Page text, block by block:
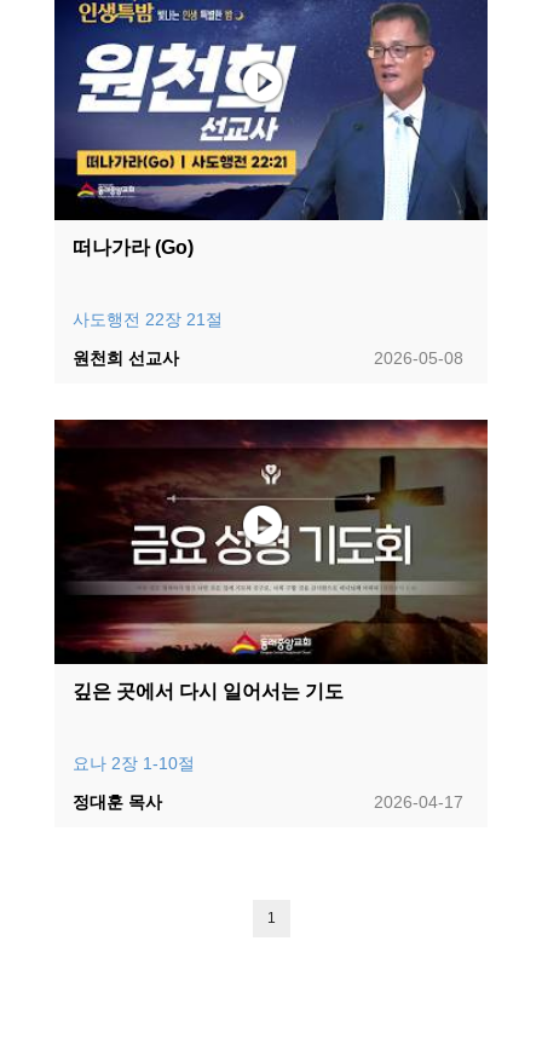
떠나가라 (Go)
사도행전 22장 21절
2026-05-08
원천희 선교사
깊은 곳에서 다시 일어서는 기도
요나 2장 1-10절
2026-04-17
정대훈 목사
1